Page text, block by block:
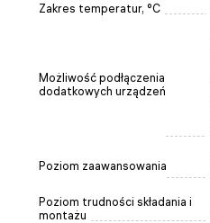
Zakres temperatur, °C
Możliwość podłączenia
dodatkowych urządzeń
Poziom zaawansowania
Poziom trudności składania i
montażu